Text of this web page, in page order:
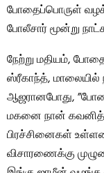
போதைப்பொருள்
போலீசார் மூன்று
நேற்று மதியம்,
ஸ்ரீகாந்த்,
ஆஜரானபோது,
மகனை நான்
பிரச்சினைகள்
விசாரணைக்கு